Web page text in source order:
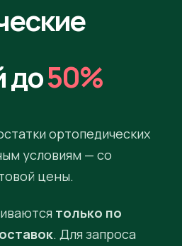
до50%
ортопедических
условиям — со
цены.
только по
. Для запроса